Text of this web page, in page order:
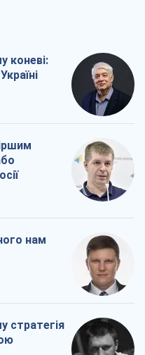
коневі:
нам
стратегія